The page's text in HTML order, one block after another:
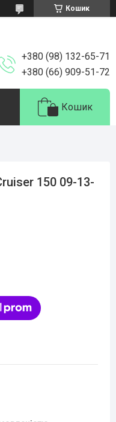
Кошик
+380 (98) 132-65-71
+380 (66) 909-51-72
Кошик
150 09-13-